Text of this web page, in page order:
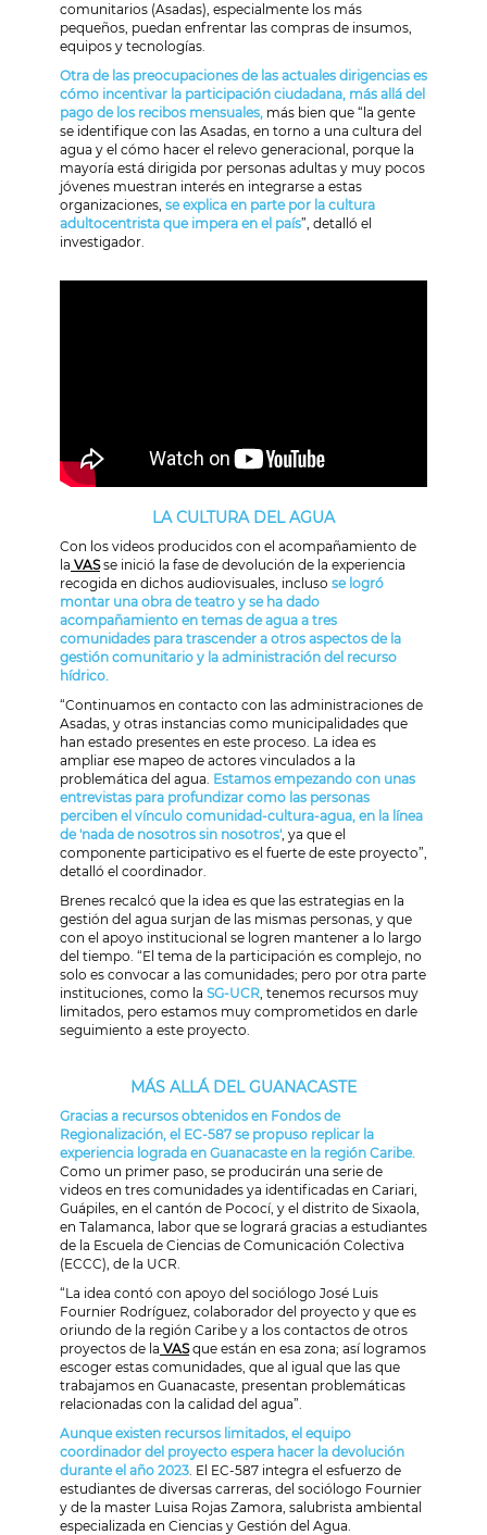
comunitarios (Asadas), especialmente los más
pequeños, puedan enfrentar las compras de insumos,
equipos y tecnologías.
Otra de las preocupaciones de las actuales dirigencias es
cómo incentivar la participación ciudadana, más allá del
pago de los recibos mensuales, más bien que “la gente
se identifique con las Asadas, en torno a una cultura del
agua y el cómo hacer el relevo generacional, porque la
mayoría está dirigida por personas adultas y muy pocos
jóvenes muestran interés en integrarse a estas
organizaciones, se explica en parte por la cultura
adultocentrista que impera en el país”, detalló el
investigador.
LA CULTURA DEL AGUA
Con los videos producidos con el acompañamiento de
la VASse inició la fase de devolución de la experiencia
recogida en dichos audiovisuales, incluso se logró
montar una obra de teatro y se ha dado
acompañamiento en temas de agua a tres
comunidades para trascender a otros aspectos de la
gestión comunitario y la administración del recurso
hídrico.
“Continuamos en contacto con las administraciones de
Asadas, y otras instancias como municipalidades que
han estado presentes en este proceso. La idea es
ampliar ese mapeo de actores vinculados a la
problemática del agua. Estamos empezando con unas
entrevistas para profundizar como las personas
perciben el vínculo comunidad-cultura-agua, en la línea
de 'nada de nosotros sin nosotros' , ya que el
componente participativo es el fuerte de este proyecto”,
detalló el coordinador.
Brenes recalcó que la idea es que las estrategias en la
gestión del agua surjan de las mismas personas, y que
con el apoyo institucional se logren mantener a lo largo
del tiempo. “El tema de la participación es complejo, no
solo es convocar a las comunidades; pero por otra parte
instituciones, como la SG-UCR , tenemos recursos muy
limitados, pero estamos muy comprometidos en darle
seguimiento a este proyecto.
MÁS ALLÁ DEL GUANACASTE
Gracias a recursos obtenidos en Fondos de
Regionalización, el EC-587 se propuso replicar la
experiencia lograda en Guanacaste en la región Caribe.
Como un primer paso, se producirán una serie de
videos en tres comunidades ya identificadas en Cariari,
Guápiles, en el cantón de Pococí, y el distrito de Sixaola,
en Talamanca, labor que se logrará gracias a estudiantes
de la Escuela de Ciencias de Comunicación Colectiva
(ECCC), de la UCR.
“La idea contó con apoyo del sociólogo José Luis
Fournier Rodríguez, colaborador del proyecto y que es
oriundo de la región Caribe y a los contactos de otros
proyectos de la VASque están en esa zona; así logramos
escoger estas comunidades, que al igual que las que
trabajamos en Guanacaste, presentan problemáticas
relacionadas con la calidad del agua”.
Aunque existen recursos limitados, el equipo
coordinador del proyecto espera hacer la devolución
durante el año 2023 . El EC-587 integra el esfuerzo de
estudiantes de diversas carreras, del sociólogo Fournier
y de la master Luisa Rojas Zamora, salubrista ambiental
especializada en Ciencias y Gestión del Agua.